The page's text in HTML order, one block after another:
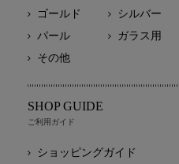
ゴールド
シルバー
パール
ガラス用
その他
SHOP GUIDE
ご利用ガイド
ショッピングガイド